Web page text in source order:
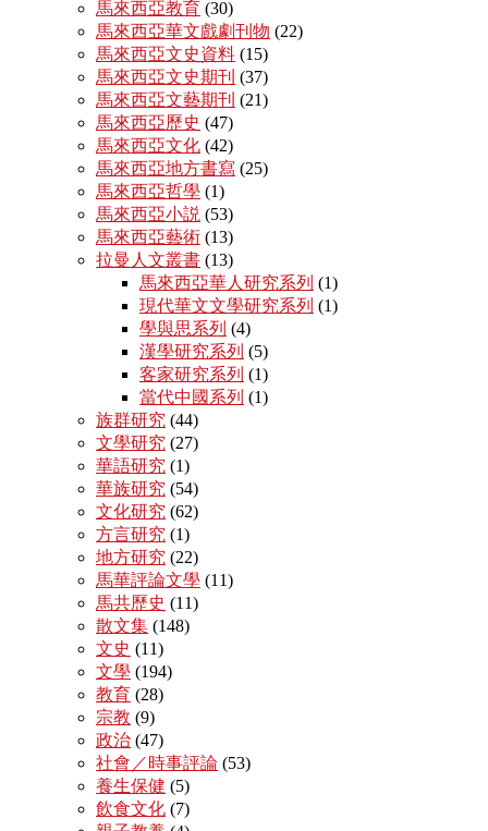
馬來西亞教育 (30)
馬來西亞華文戲劇刊物 (22)
馬來西亞文史資料 (15)
馬來西亞文史期刊 (37)
馬來西亞文藝期刊 (21)
馬來西亞歷史 (47)
馬來西亞文化 (42)
馬來西亞地方書寫 (25)
馬來西亞哲學 (1)
馬來西亞小説 (53)
馬來西亞藝術 (13)
拉曼人文叢書 (13)
馬來西亞華人研究系列 (1)
現代華文文學研究系列 (1)
學與思系列 (4)
漢學研究系列 (5)
客家研究系列 (1)
當代中國系列 (1)
族群研究 (44)
文學研究 (27)
華語研究 (1)
華族研究 (54)
文化研究 (62)
方言研究 (1)
地方研究 (22)
馬華評論文學 (11)
馬共歷史 (11)
散文集 (148)
文史 (11)
文學 (194)
教育 (28)
宗教 (9)
政治 (47)
社會／時事評論 (53)
養生保健 (5)
飲食文化 (7)